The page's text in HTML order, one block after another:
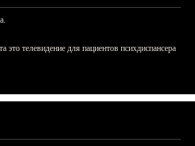
это телевидение для пациентов психдиспансера